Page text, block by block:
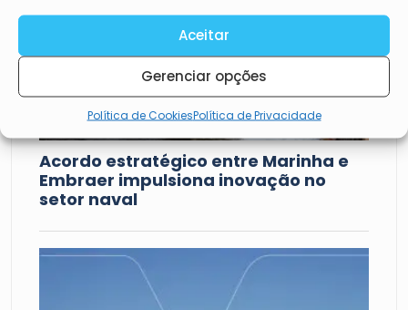
Aceitar
Gerenciar opções
Política de CookiesPolítica de Privacidade